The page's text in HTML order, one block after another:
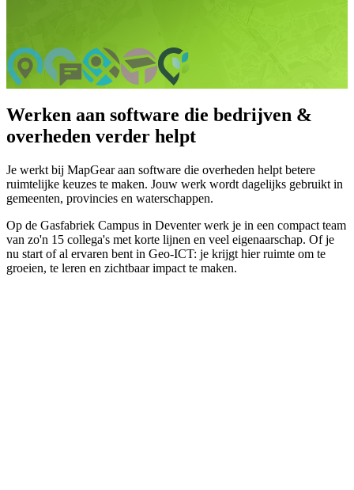
Werken aan software die bedrijven &
overheden verder helpt
Je werkt bij MapGear aan software die overheden helpt betere
ruimtelijke keuzes te maken. Jouw werk wordt dagelijks gebruikt in
gemeenten, provincies en waterschappen.
Op de Gasfabriek Campus in Deventer werk je in een compact team
van zo'n 15 collega's met korte lijnen en veel eigenaarschap. Of je
nu start of al ervaren bent in Geo-ICT: je krijgt hier ruimte om te
groeien, te leren en zichtbaar impact te maken.